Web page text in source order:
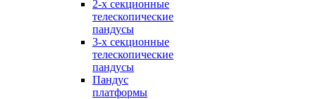
2-х секционные
телескопические
пандусы
3-х секционные
телескопические
пандусы
Пандус
платформы